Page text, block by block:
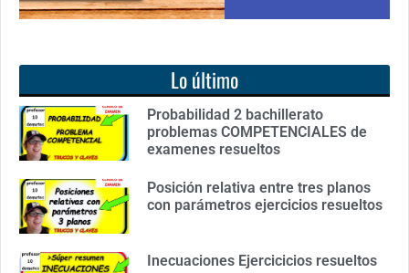
Lo último
Probabilidad 2 bachillerato
problemas COMPETENCIALES de
examenes resueltos
Posición relativa entre tres planos
con parámetros ejercicios resueltos
Inecuaciones Ejercicicios resueltos